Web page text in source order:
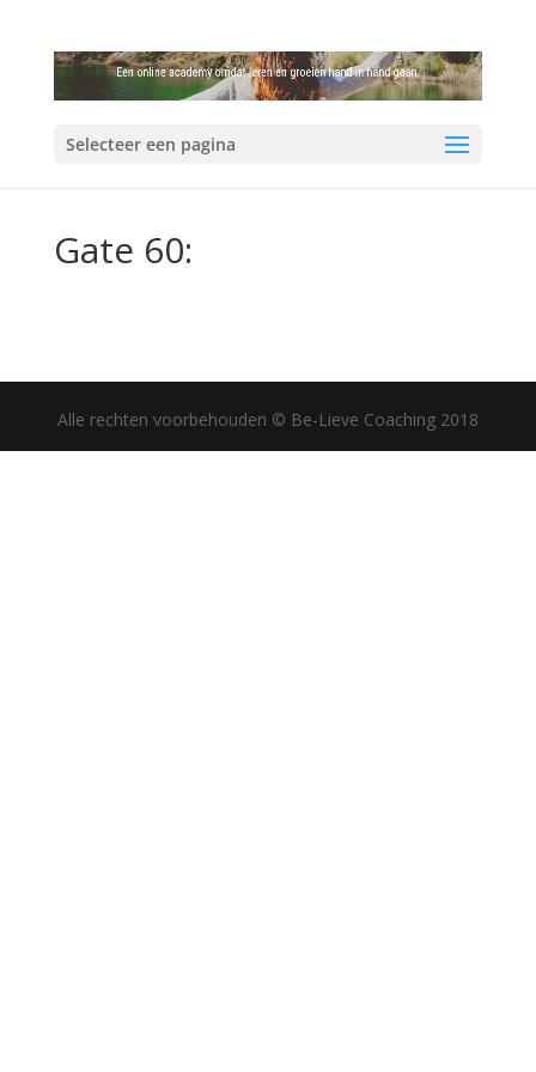
Selecteer een pagina
Gate 60:
Alle rechten voorbehouden © Be-Lieve Coaching 2018